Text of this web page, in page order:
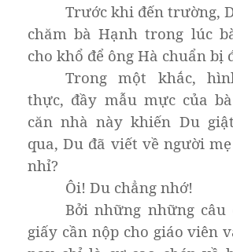
Trước khi đến trường,
chăm bà Hạnh trong lúc
cho khổ để ông Hà chuẩn bị
Trong một khắc,
thực, đầy mẫu mực của
căn nhà này khiến Du
qua, Du đã viết về người
nhỉ?
Ôi! Du chẳng nhớ!
Bởi những những
giấy cần nộp cho giáo viên